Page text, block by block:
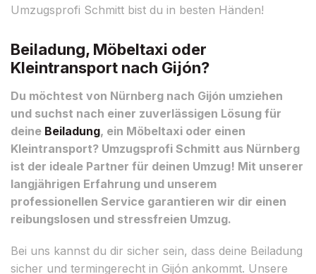
Umzugsprofi Schmitt bist du in besten Händen!
Beiladung, Möbeltaxi oder
Kleintransport nach Gijón?
Du möchtest von Nürnberg nach Gijón umziehen
und suchst nach einer zuverlässigen Lösung für
deine Beiladung, ein Möbeltaxi oder einen
Kleintransport? Umzugsprofi Schmitt aus Nürnberg
ist der ideale Partner für deinen Umzug! Mit unserer
langjährigen Erfahrung und unserem
professionellen Service garantieren wir dir einen
reibungslosen und stressfreien Umzug.
Bei uns kannst du dir sicher sein, dass deine Beiladung
sicher und termingerecht in Gijón ankommt. Unsere